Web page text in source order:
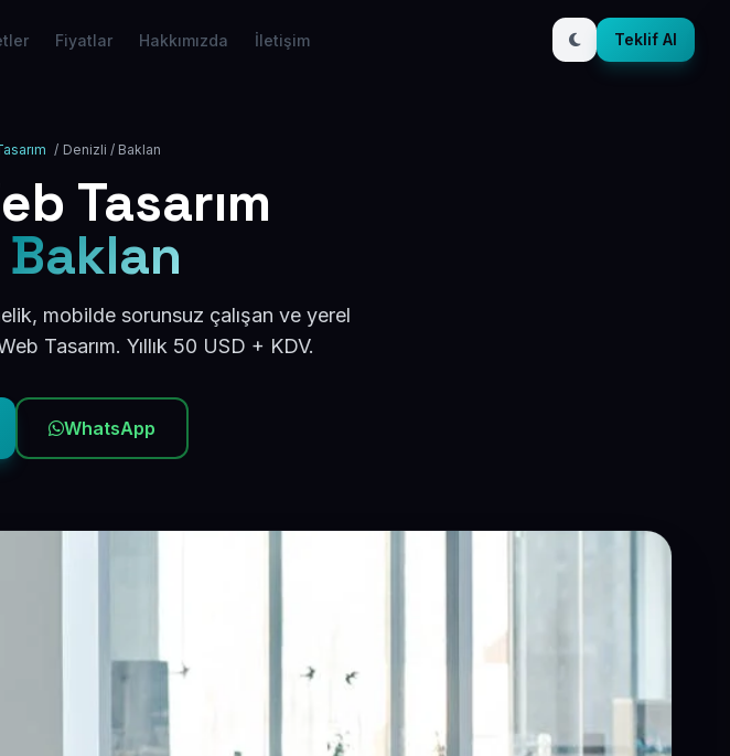
Fiyatlar Hakkımızda İletişim Teklif Al
/ Denizli / Baklan
Tasarım
mobilde sorunsuz çalışan ve yerel
Tasarım. Yıllık 50 USD + KDV.
WhatsApp